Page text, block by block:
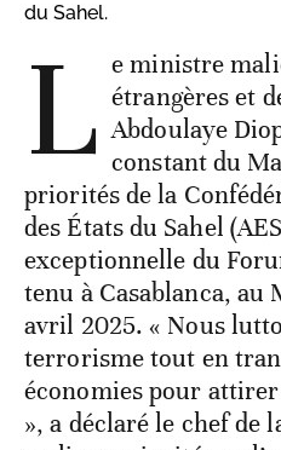
du Sahel.
L e ministre
étrangères et
Abdoulaye
constant du
priorités de la
des États du Sahel
exceptionnelle du
tenu à Casablanca, au
avril 2025. « Nous
terrorisme tout en
économies pour
», a déclaré le chef de